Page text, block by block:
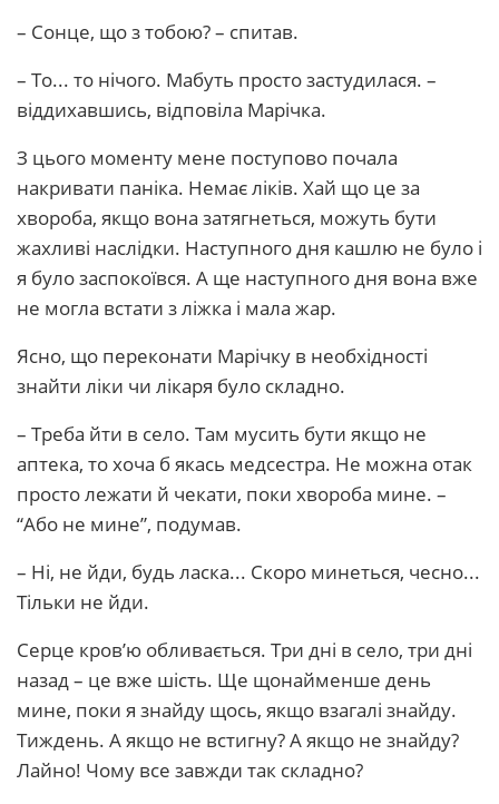
– Сонце, що з тобою? – спитав.
– То... то нічого. Мабуть просто застудилася. –
віддихавшись, відповіла Марічка.
З цього моменту мене поступово почала
накривати паніка. Немає ліків. Хай що це за
хвороба, якщо вона затягнеться, можуть бути
жахливі наслідки. Наступного дня кашлю не було і
я було заспокоївся. А ще наступного дня вона вже
не могла встати з ліжка і мала жар.
Ясно, що переконати Марічку в необхідності
знайти ліки чи лікаря було складно.
– Треба йти в село. Там мусить бути якщо не
аптека, то хоча б якась медсестра. Не можна отак
просто лежати й чекати, поки хвороба мине. –
“Або не мине”, подумав.
– Ні, не йди, будь ласка... Скоро минеться, чесно...
Тільки не йди.
Серце кров’ю обливається. Три дні в село, три дні
назад – це вже шість. Ще щонайменше день
мине, поки я знайду щось, якщо взагалі знайду.
Тиждень. А якщо не встигну? А якщо не знайду?
Лайно! Чому все завжди так складно?